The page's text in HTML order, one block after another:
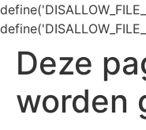
Deze
worden